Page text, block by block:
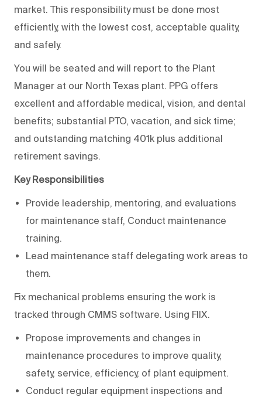
market. This responsibility must be done most
efficiently, with the lowest cost, acceptable quality,
and safely.
You will be seated and will report to the Plant
Manager at our North Texas plant. PPG offers
excellent and affordable medical, vision, and dental
benefits; substantial PTO, vacation, and sick time;
and outstanding matching 401k plus additional
retirement savings.
Key Responsibilities
Provide leadership, mentoring, and evaluations
for maintenance staff, Conduct maintenance
training.
Lead maintenance staff delegating work areas to
them.
Fix mechanical problems ensuring the work is
tracked through CMMS software. Using FIIX.
Propose improvements and changes in
maintenance procedures to improve quality,
safety, service, efficiency, of plant equipment.
Conduct regular equipment inspections and